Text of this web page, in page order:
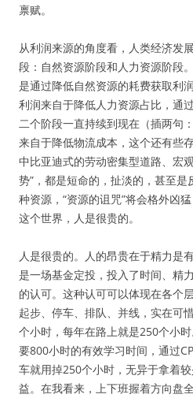
禀赋。
从利润来源的角度看，人类经济发
段：自然资源阶段和人力资源阶段
是通过降低自然资源的耗费获取利
利润来自于降低人力资源占比，通
二个阶段一直持续到现在（插两句
来自于降低物流成本，这个还有些
中比亚迪式的劳动密集型道路、宏
势”，都是短命的，扯淡的，甚至
种资源，“资源的诅咒”将会格外凶
这个世界，人是很贵的。
人是很贵的。人的昂贵在于精力是
是一场基金定投，投入了时间、精
的认可。这种认可可以体现在各个
起步、停车、排队、并线，实在可
个小时，每年在路上就是250个小
要800小时的有效学习时间，通过
车就用掉250个小时，无异于拿着
益。在我看来，上下班握着方向盘